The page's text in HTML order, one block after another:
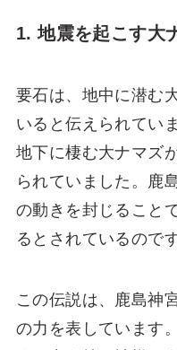
1. 地震を起こす大
要石は、地中に潜む
いると伝えられてい
地下に棲む大ナマズ
られていました。鹿
の動きを封じること
るとされているのです
この伝説は、鹿島神
の力を表しています